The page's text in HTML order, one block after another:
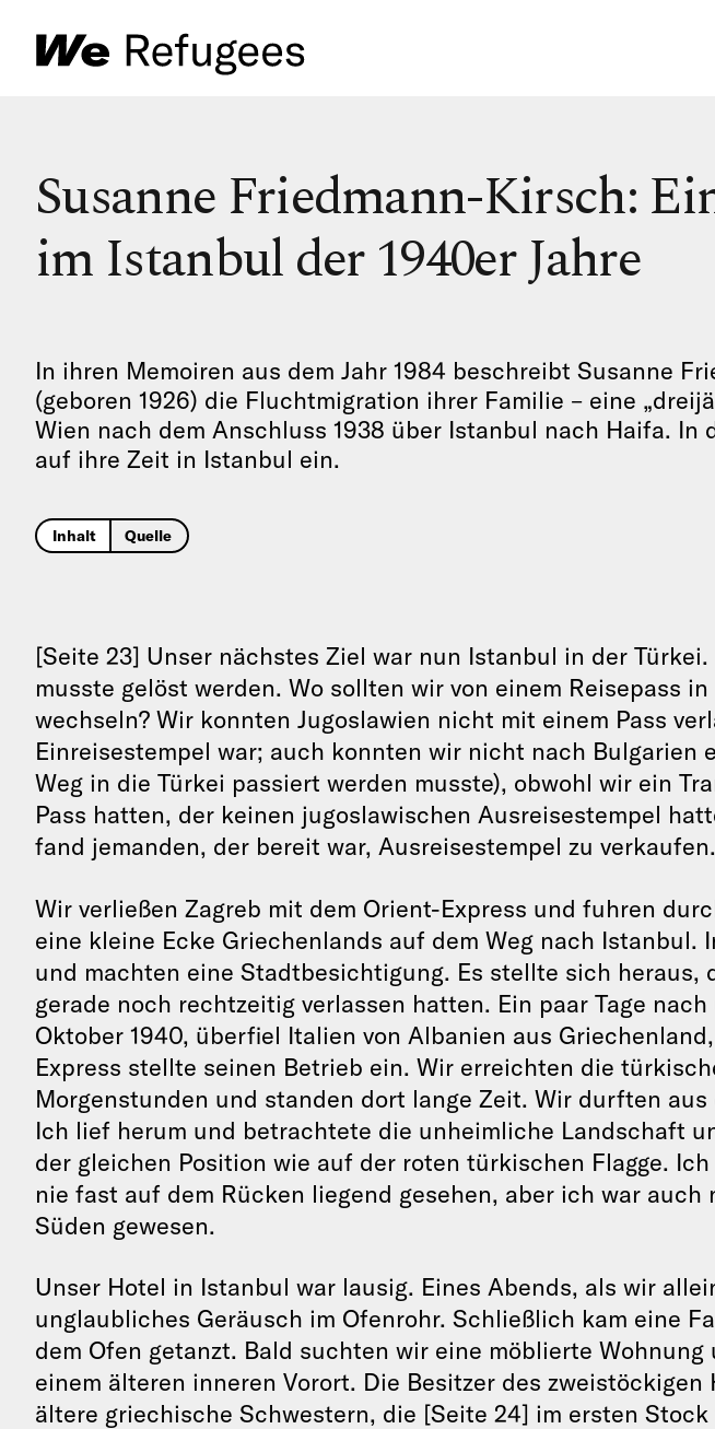
Susanne Friedmann-Kirsch:
im Istanbul der 1940er Jahre
In ihren Memoiren aus dem Jahr 1984 beschreibt Susanne
(geboren 1926) die Fluchtmigration ihrer Familie – eine
Wien nach dem Anschluss 1938 über Istanbul nach Haifa. In
auf ihre Zeit in Istanbul ein.
Inhalt Quelle
[Seite 23] Unser nächstes Ziel war nun Istanbul in der
musste gelöst werden. Wo sollten wir von einem Reisepass
wechseln? Wir konnten Jugoslawien nicht mit einem Pass
Einreisestempel war; auch konnten wir nicht nach Bulgarien
Weg in die Türkei passiert werden musste), obwohl wir ein
Pass hatten, der keinen jugoslawischen Ausreisestempel
fand jemanden, der bereit war, Ausreisestempel zu verkaufen.
Wir verließen Zagreb mit dem Orient-Express und fuhren
eine kleine Ecke Griechenlands auf dem Weg nach Istanbul.
und machten eine Stadtbesichtigung. Es stellte sich heraus,
gerade noch rechtzeitig verlassen hatten. Ein paar Tage nach
Oktober 1940, überfiel Italien von Albanien aus
Express stellte seinen Betrieb ein. Wir erreichten die
Morgenstunden und standen dort lange Zeit. Wir durften aus
Ich lief herum und betrachtete die unheimliche Landschaft
der gleichen Position wie auf der roten türkischen Flagge.
nie fast auf dem Rücken liegend gesehen, aber ich war auch
Süden gewesen.
Unser Hotel in Istanbul war lausig. Eines Abends, als wir
unglaubliches Geräusch im Ofenrohr. Schließlich kam eine
dem Ofen getanzt. Bald suchten wir eine möblierte
einem älteren inneren Vorort. Die Besitzer des zweistöckigen
ältere griechische Schwestern, die [Seite 24] im ersten